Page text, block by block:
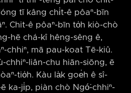
tī kâng chi̍t-ê pôaⁿ-bīn
Chit-ê pôaⁿ-bīn to̍h kiò-chò
hē chá-kî hêng-sêng ê,
chhiⁿ, mā pau-koat Tē-kiû.
chhiⁿ-liân-chu hiān-siōng, ē
tio̍h. Kàu la̍k goe̍h ê sî-
ka-ji̍p, piàn chò Ngó͘-chhiⁿ-